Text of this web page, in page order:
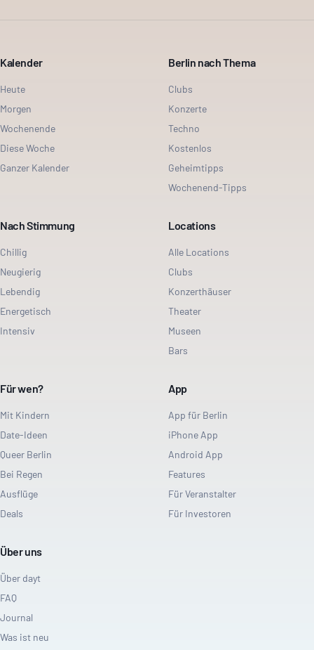
Kalender
Heute
Morgen
Wochenende
Diese Woche
Ganzer Kalender
Berlin nach Thema
Clubs
Konzerte
Techno
Kostenlos
Geheimtipps
Wochenend-Tipps
Nach Stimmung
Chillig
Neugierig
Lebendig
Energetisch
Intensiv
Locations
Alle Locations
Clubs
Konzerthäuser
Theater
Museen
Bars
Für wen?
Mit Kindern
Date-Ideen
Queer Berlin
Bei Regen
Ausflüge
Deals
App
App für Berlin
iPhone App
Android App
Features
Für Veranstalter
Für Investoren
Über uns
Über dayt
FAQ
Journal
Was ist neu